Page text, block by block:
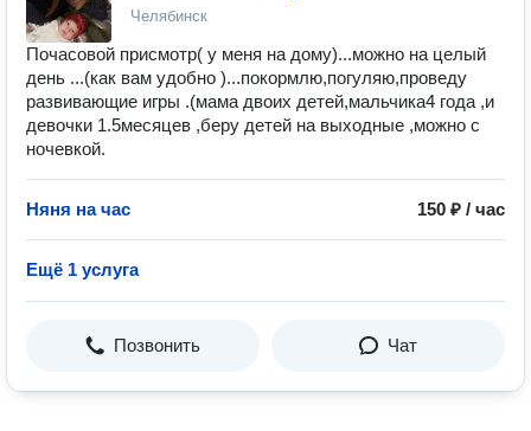
Челябинск
Почасовой присмотр( у меня на дому)...можно на целый
день ...(как вам удобно )...покормлю,погуляю,проведу
развивающие игры .(мама двоих детей,мальчика4 года ,и
девочки 1.5месяцев ,беру детей на выходные ,можно с
ночевкой.
Няня на час 150 ₽ / час
Ещё 1 услуга
Позвонить Чат